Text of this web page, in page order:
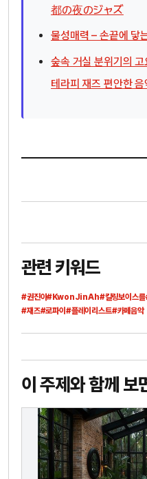
都の夜のジャズ
물성매력 – 손끝에 닿
숲속 거실 분위기의
테라피 재즈 편안한 음
관련 키워드
#권진아#KwonJinAh#킬링보이스를
#재즈#로파이#플레이리스트#카페음악
이 주제와 함께 보